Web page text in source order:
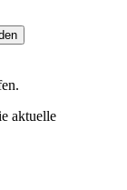
aktuelle